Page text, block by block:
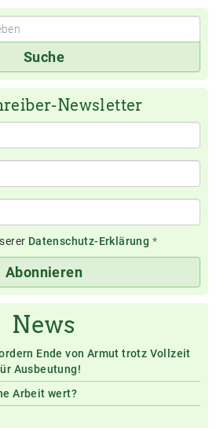
Suche
Newsletter
Datenschutz-Erklärung *
Abonnieren
News
Ende von Armut trotz Vollzeit
Ausbeutung!
Arbeit wert?